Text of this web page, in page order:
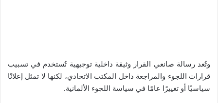
وتُعد رسالة صانعي القرار وثيقة داخلية توجيهية تُستخدم في تسبيب
قرارات اللجوء والمراجعة داخل المكتب الاتحادي، لكنها لا تمثل إعلانًا
سياسيًا أو تغييرًا عامًا في سياسة اللجوء الألمانية.